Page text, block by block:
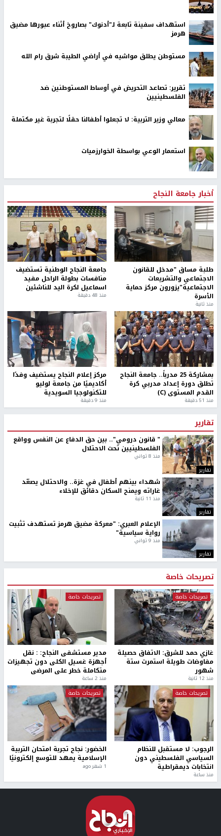
استهداف سفينة تابعة لـ"أدنوك" بصاروخ أثناء عبورها مضيق
هرمز
مستوطن يطلق مواشيه في أراضي الطيبة شرق رام الله
تقرير: تصاعد التحريض في أوساط المستوطنين ضد
الفلسطينيين
معالي وزير التربية: لا تجعلوا أطفالنا حقلًا لتجربة غير مكتملة
استعمار الوعي بواسطة الخوارزميات
أخبار جامعة النجاح
طلبة مساق "مدخل للقانون
الاجتماعي والتشريعات
الاجتماعية"يزورون مركز حماية
الأسرة
منذ ثانية
جامعة النجاح الوطنية تستضيف
منافسات بطولة الراحل مفيد
اسماعيل لكرة اليد للناشئين
منذ 48 دقيقة
بمشاركة 25 مدرباً.. جامعة النجاح
تطلق دورة إعداد مدربي كرة
القدم المستوى (C)
منذ 51 دقيقة
مركز إعلام النجاح يستضيف وفدًا
أكاديميًا من جامعة لوليو
للتكنولوجيا السويدية
منذ 9 دقيقة
تقارير
تقارير
" قانون درومي".. بين حق الدفاع عن النفس وواقع
الفلسطينيين تحت الاحتلال
منذ 8 ثواني
تقارير
شهداء بينهم أطفال في غزة.. والاحتلال يصعّد
غاراته ويمنح السكان دقائق للإخلاء
منذ 11 ثانية
تقارير
الإعلام العبري: "معركة مضيق هرمز تستهدف تثبيت
رواية سياسية"
منذ 9 ثواني
تصريحات خاصة
تصريحات خاصة
غازي حمد للشرق: الاتفاق حصيلة
مفاوضات طويلة استمرت ستة
شهور
منذ 12 ثانية
تصريحات خاصة
مدير مستشفى النجاح: : نقل
أجهزة غسيل الكلى دون تجهيزات
متكاملة خطر على المرضى
منذ 2 ساعة
تصريحات خاصة
الرجوب: لا مستقبل للنظام
السياسي الفلسطيني دون
انتخابات ديمقراطية
منذ ساعة
تصريحات خاصة
الخضور: نجاح تجربة امتحان التربية
الإسلامية يمهد للتوسع إلكترونيًا
1 شهر ago